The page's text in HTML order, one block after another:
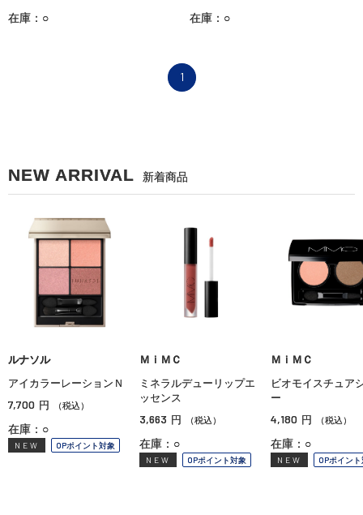
在庫：○ 在庫：○
1
NEW ARRIVAL 新着商品
ルナソル
アイカラーレーションＮ
7,700 円 （税込）
在庫：○
NEW OPポイント対象
ＭｉＭＣ
ミネラルデューリップエ
ッセンス
3,663 円 （税込）
在庫：○
NEW OPポイント対象
ＭｉＭＣ
ビオモイスチュア
ー
4,180 円 （税込）
在庫：○
NEW OPポイン